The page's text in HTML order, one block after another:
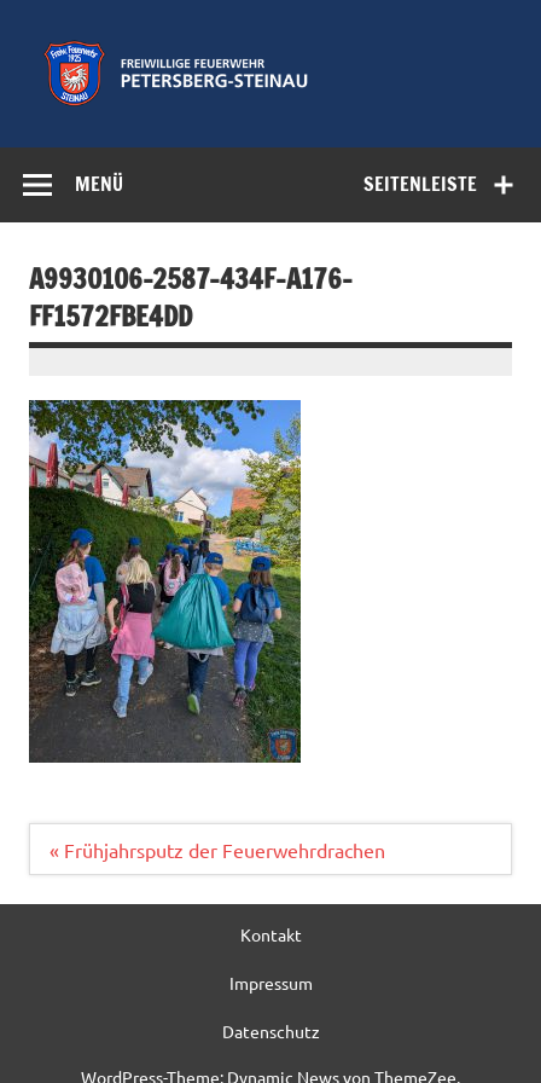
springen
Feuerwehr
Petersberg-
SEITENLEISTE
MENÜ
A9930106-2587-434F-A176-
FF1572FBE4DD
Beitragsnavigation
« Frühjahrsputz der Feuerwehrdrachen
Kontakt
Impressum
Datenschutz
WordPress-Theme: Dynamic News von ThemeZee.